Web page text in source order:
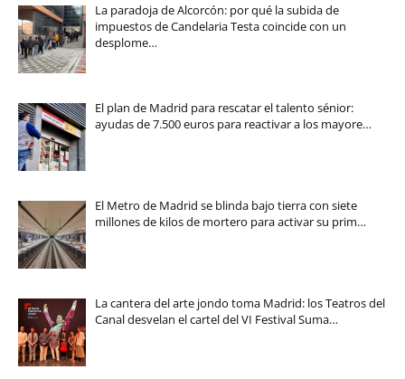
La paradoja de Alcorcón: por qué la subida de
impuestos de Candelaria Testa coincide con un
desplome…
El plan de Madrid para rescatar el talento sénior:
ayudas de 7.500 euros para reactivar a los mayore…
El Metro de Madrid se blinda bajo tierra con siete
millones de kilos de mortero para activar su prim…
La cantera del arte jondo toma Madrid: los Teatros del
Canal desvelan el cartel del VI Festival Suma…